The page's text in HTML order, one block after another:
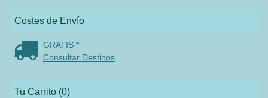
Costes de Envío
GRATIS *
Consultar Destinos
Tu Carrito (0)